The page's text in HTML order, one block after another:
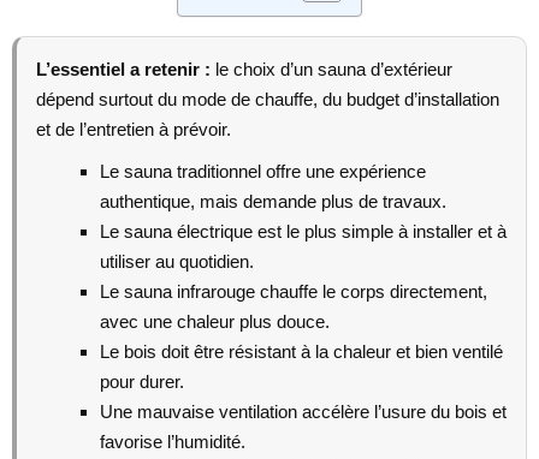
L’essentiel a retenir : le choix d’un sauna d’extérieur
dépend surtout du mode de chauffe, du budget d’installation
et de l’entretien à prévoir.
Le sauna traditionnel offre une expérience
authentique, mais demande plus de travaux.
Le sauna électrique est le plus simple à installer et à
utiliser au quotidien.
Le sauna infrarouge chauffe le corps directement,
avec une chaleur plus douce.
Le bois doit être résistant à la chaleur et bien ventilé
pour durer.
Une mauvaise ventilation accélère l’usure du bois et
favorise l’humidité.